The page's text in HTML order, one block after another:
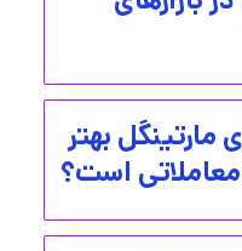
مارتینگل بهتر
معاملاتی است؟